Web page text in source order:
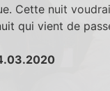
Cette nuit
qui vient de